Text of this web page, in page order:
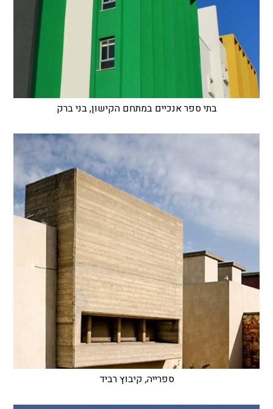
בתי ספר אנכיים במתחם הקישון, בני ברק
ספרייה, קיבוץ רביד